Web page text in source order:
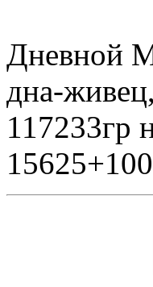
Дневной
дна-
117233гр